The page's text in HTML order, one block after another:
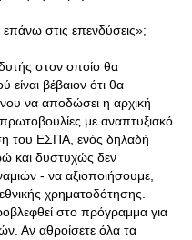
επάνω στις επενδύσεις»;
στον οποίο θα
βέβαιον ότι θα
να αποδώσει η αρχική
με αναπτυξιακό
του ΕΣΠΑ, ενός δηλαδή
και δυστυχώς δεν
- να αξιοποιήσουμε,
χρηματοδότησης.
στο πρόγραμμα για
Αν αθροίσετε όλα τα